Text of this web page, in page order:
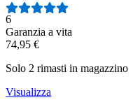
Numero di recensioni:
6
Garanzia a vita
74,95 €
Solo 2 rimasti in magazzino
Visualizza